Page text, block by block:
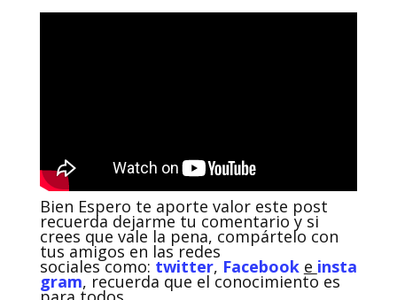
Bien Espero te aporte valor este post
recuerda dejarme tu comentario y si
crees que vale la pena, compártelo con
tus amigos en las redes
sociales como: twitter, Facebook e insta
gram, recuerda que el conocimiento es